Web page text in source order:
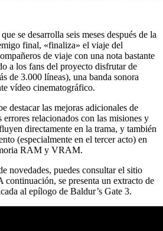
se desarrolla seis meses después de la
final, «finaliza» el viaje del
de viaje con una nota bastante
a los fans del proyecto disfrutar de
de 3.000 líneas), una banda sonora
vídeo cinematográfico.
destacar las mejoras adicionales de
relacionados con las misiones y
directamente en la trama, y también
(especialmente en el tercer acto) en
RAM y VRAM.
novedades, puedes consultar el sitio
se presenta un extracto de
al epílogo de Baldur’s Gate 3.